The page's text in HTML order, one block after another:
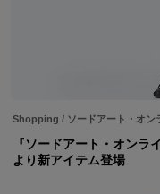
Shopping / ソードアート・オン
『ソードアート・オン
より新アイテム登場